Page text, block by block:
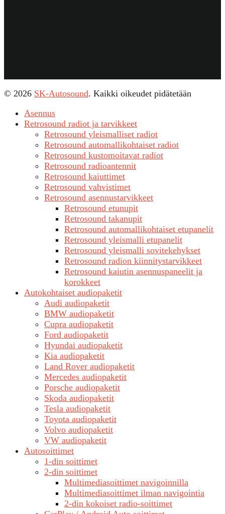
© 2026 SK-Autosound. Kaikki oikeudet pidätetään
Asennus
Retrosound radiot ja tarvikkeet
Retrosound yleismalliset radiot
Retrosound automallikohtaiset radiot
Retrosound kustomoitavat radiot
Retrosound radioantennit
Retrosound kaiuttimet
Retrosound vahvistimet
Retrosound asennustarvikkeet
Retrosound etunupit
Retrosound takanupit
Retrosound automallikohtaiset etupanelit
Retrosound yleismalli etupanelit
Retrosound yleismalli sovitekehykset
Retrosound radion kiinnitystarvikkeet
Retrosound kaiutin asennuspaneelit ja
korokkeet
Autokohtaiset audiopaketit
Audi audiopaketit
BMW audiopaketit
Cupra audiopaketit
Ford audiopaketit
Hyundai audiopaketit
Kia audiopaketit
Land Rover audiopaketit
Mercedes audiopaketit
Porsche audiopaketit
Skoda audiopaketit
Tesla audiopaketit
Toyota audiopaketit
Volvo audiopaketit
VW audiopaketit
Autosoittimet
1-din soittimet
2-din soittimet
Multimediasoittimet navigoinnilla
Multimediasoittimet ilman navigointia
2-din kokoiset radio-soittimet